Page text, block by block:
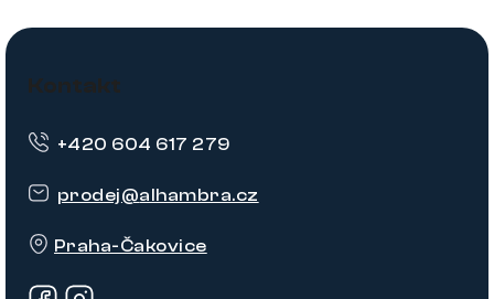
Z
Kontakt
prodej@alhambra.cz
Praha-Čakovice
+420 604 617 279